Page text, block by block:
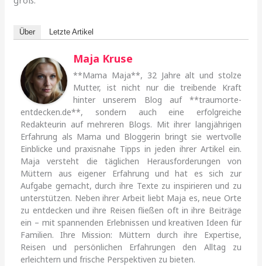
Über Letzte Artikel
Maja Kruse
**Mama Maja**, 32 Jahre alt und stolze
Mutter, ist nicht nur die treibende Kraft
hinter unserem Blog auf **traumorte-
entdecken.de**, sondern auch eine erfolgreiche
Redakteurin auf mehreren Blogs. Mit ihrer langjährigen
Erfahrung als Mama und Bloggerin bringt sie wertvolle
Einblicke und praxisnahe Tipps in jeden ihrer Artikel ein.
Maja versteht die täglichen Herausforderungen von
Müttern aus eigener Erfahrung und hat es sich zur
Aufgabe gemacht, durch ihre Texte zu inspirieren und zu
unterstützen. Neben ihrer Arbeit liebt Maja es, neue Orte
zu entdecken und ihre Reisen fließen oft in ihre Beiträge
ein – mit spannenden Erlebnissen und kreativen Ideen für
Familien. Ihre Mission: Müttern durch ihre Expertise,
Reisen und persönlichen Erfahrungen den Alltag zu
erleichtern und frische Perspektiven zu bieten.